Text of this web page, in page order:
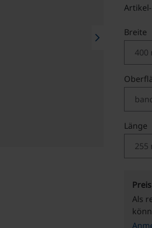
chevron_right Breite
Länge
Als